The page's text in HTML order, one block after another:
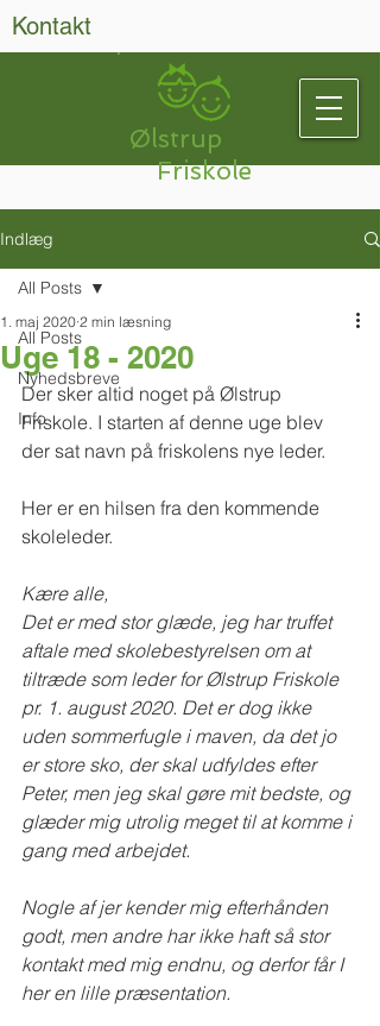
Ølstrup
Friskole
Kontakt
Indlæg
All Posts
Nyhedsbreve
Info
All Posts
Uge 18 - 2020
1. maj 2020 2 min læsning
Der sker altid noget på Ølstrup
Friskole. I starten af denne uge blev
der sat navn på friskolens nye leder.
Her er en hilsen fra den kommende
skoleleder.
Kære alle,
Det er med stor glæde, jeg har truffet
aftale med skolebestyrelsen om at
tiltræde som leder for Ølstrup Friskole
pr. 1. august 2020. Det er dog ikke
uden sommerfugle i maven, da det jo
er store sko, der skal udfyldes efter
Peter, men jeg skal gøre mit bedste, og
glæder mig utrolig meget til at komme i
gang med arbejdet.
Nogle af jer kender mig efterhånden
godt, men andre har ikke haft så stor
kontakt med mig endnu, og derfor får I
her en lille præsentation.